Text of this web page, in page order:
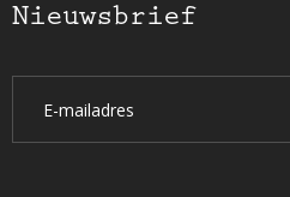
Nieuwsbrief